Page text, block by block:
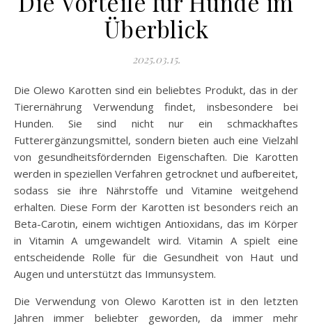
Überblick
2025.03.15.
Die Olewo Karotten sind ein beliebtes Produkt, das in der
Tierernährung Verwendung findet, insbesondere bei
Hunden. Sie sind nicht nur ein schmackhaftes
Futterergänzungsmittel, sondern bieten auch eine Vielzahl
von gesundheitsfördernden Eigenschaften. Die Karotten
werden in speziellen Verfahren getrocknet und aufbereitet,
sodass sie ihre Nährstoffe und Vitamine weitgehend
erhalten. Diese Form der Karotten ist besonders reich an
Beta-Carotin, einem wichtigen Antioxidans, das im Körper
in Vitamin A umgewandelt wird. Vitamin A spielt eine
entscheidende Rolle für die Gesundheit von Haut und
Augen und unterstützt das Immunsystem.
Die Verwendung von Olewo Karotten ist in den letzten
Jahren immer beliebter geworden, da immer mehr